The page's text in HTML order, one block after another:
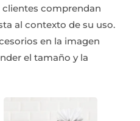
clientes comprendan
al contexto de su uso.
en la imagen
el tamaño y la